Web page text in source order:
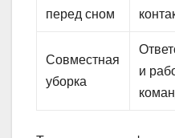
перед сном
Совместная
уборка
и